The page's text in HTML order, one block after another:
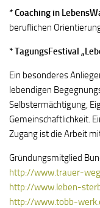
* Coaching in
beruflichen
* TagungsFestival
Ein besonderes
lebendigen
Selbstermächtigung,
Gemeinschaftlichkeit.
Zugang ist die Arbeit
Gründungsmitglied
http://www.trauer-
http://www.leben-
http://www.tobb-